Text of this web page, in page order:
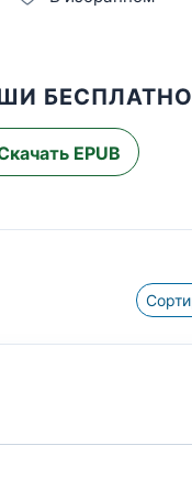
БЕСПЛАТНО
EPUB